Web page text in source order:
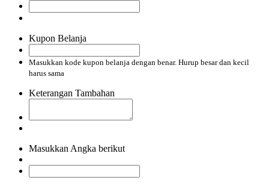
Kupon Belanja
Masukkan kode kupon belanja dengan benar. Hurup besar dan kecil
harus sama
Keterangan Tambahan
Masukkan Angka berikut